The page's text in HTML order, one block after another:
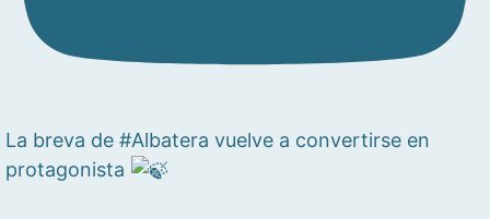
La breva de #Albatera vuelve a convertirse en
protagonista